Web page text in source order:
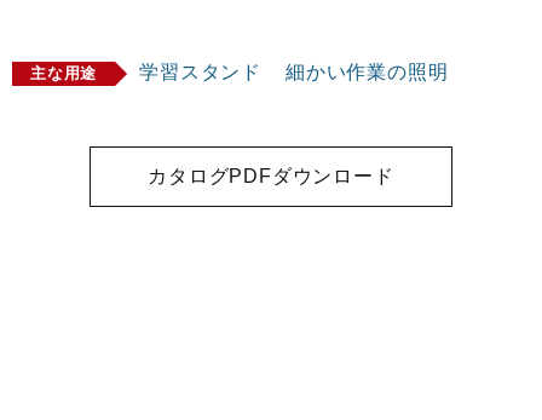
主な用途 学習スタンド 細かい作業の照明
カタログPDFダウンロード